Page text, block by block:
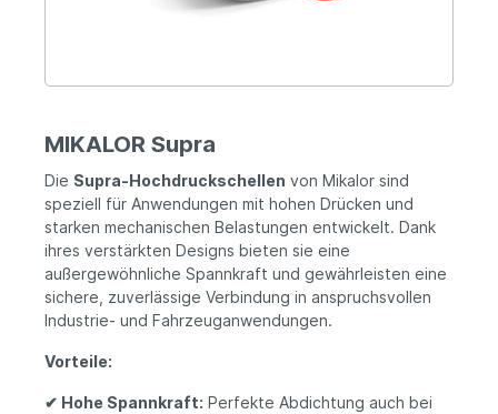
MIKALOR Supra
Die Supra-Hochdruckschellen von Mikalor sind
speziell für Anwendungen mit hohen Drücken und
starken mechanischen Belastungen entwickelt. Dank
ihres verstärkten Designs bieten sie eine
außergewöhnliche Spannkraft und gewährleisten eine
sichere, zuverlässige Verbindung in anspruchsvollen
Industrie- und Fahrzeuganwendungen.
Vorteile:
✔ Hohe Spannkraft: Perfekte Abdichtung auch bei